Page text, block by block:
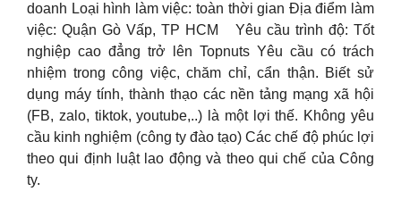
doanh Loại hình làm việc: toàn thời gian Địa điểm làm
việc: Quận Gò Vấp, TP HCM Yêu cầu trình độ: Tốt
nghiệp cao đẳng trở lên Topnuts Yêu cầu có trách
nhiệm trong công việc, chăm chỉ, cẩn thận. Biết sử
dụng máy tính, thành thạo các nền tảng mạng xã hội
(FB, zalo, tiktok, youtube,..) là một lợi thế. Không yêu
cầu kinh nghiệm (công ty đào tạo) Các chế độ phúc lợi
theo qui định luật lao động và theo qui chế của Công
ty.